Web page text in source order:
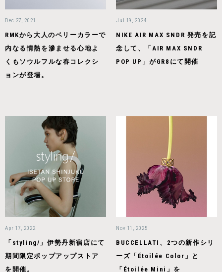
Dec 27, 2021
RMKから大人のベリーカラーで
内なる情熱を滲ませる心地よ
くもソウルフルな春コレクシ
ョンが登場。
Jul 19, 2024
NIKE AIR MAX SNDR 発売を記
念して、「AIR MAX SNDR
POP UP」がGR8にて開催
Apr 17, 2022
「styling/」伊勢丹新宿店にて
期間限定ポップアップストア
を開催。
Nov 11, 2025
BUCCELLATI、2つの新作シリ
ーズ「Étoilée Color」と
「Étoilée Mini」を